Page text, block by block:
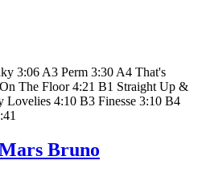
3:06 A3 Perm 3:30 A4 That's
The Floor 4:21 B1 Straight Up &
4:10 B3 Finesse 3:10 B4
Bruno